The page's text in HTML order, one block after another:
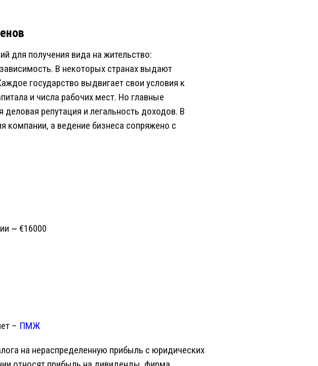
для получения вида на жительство:
В некоторых странах выдают
государство выдвигает свои условия к
и числа рабочих мест. Но главные
репутация и легальность доходов. В
компании, а ведение бизнеса сопряжено с
~ €16000
– ПМЖ
на нераспределенную прибыль с юридических